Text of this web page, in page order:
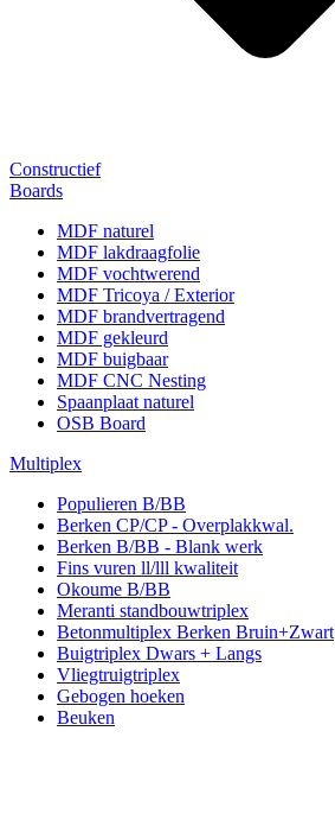
Constructief
Boards
MDF naturel
MDF lakdraagfolie
MDF vochtwerend
MDF Tricoya / Exterior
MDF brandvertragend
MDF gekleurd
MDF buigbaar
MDF CNC Nesting
Spaanplaat naturel
OSB Board
Multiplex
Populieren B/BB
Berken CP/CP - Overplakkwal.
Berken B/BB - Blank werk
Fins vuren ll/lll kwaliteit
Okoume B/BB
Meranti standbouwtriplex
Betonmultiplex Berken Bruin+Zwart
Buigtriplex Dwars + Langs
Vliegtruigtriplex
Gebogen hoeken
Beuken